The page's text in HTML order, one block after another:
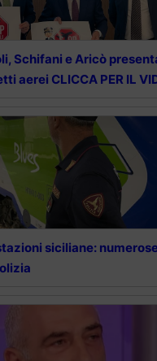
Schifani e Aricò
aerei CLICCA PER IL
siciliane: